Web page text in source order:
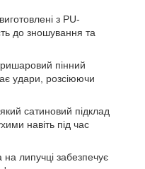
з PU-
до зношування та
пінний
удари, розсіюючи
сатиновий підклад
навіть під час
на липучці забезпечує